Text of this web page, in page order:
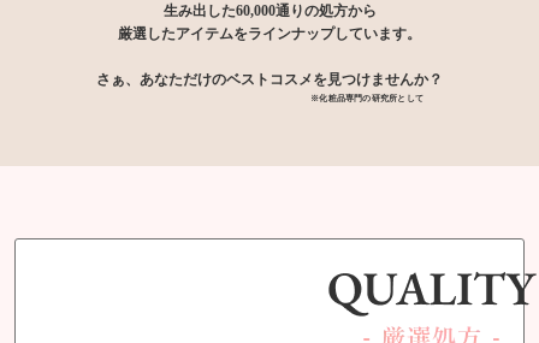
生み出した60,000通りの処方から
厳選したアイテムをラインナップしています。
さぁ、あなただけのベストコスメを見つけませんか？
※化粧品専門の研究所として